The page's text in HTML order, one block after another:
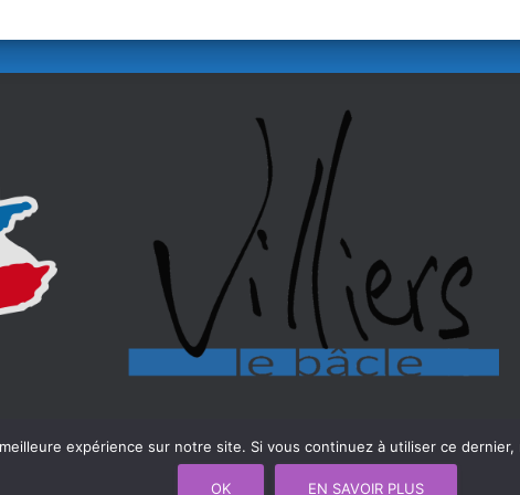
expérience sur notre site. Si vous continuez à utiliser ce
OK EN SAVOIR PLUS